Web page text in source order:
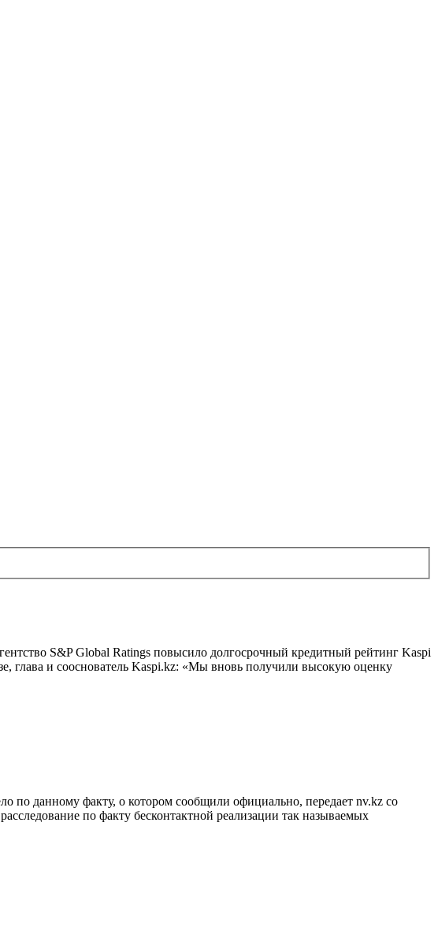
S&P Global Ratings повысило долгосрочный кредитный рейтинг Kaspi
и сооснователь Kaspi.kz: «Мы вновь получили высокую оценку
по данному факту, о котором сообщили официально, передает nv.kz со
по факту бесконтактной реализации так называемых